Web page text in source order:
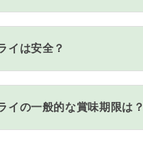
イは安全？
イの一般的な賞味期限は？